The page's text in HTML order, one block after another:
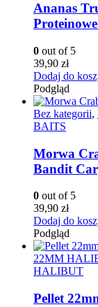
Ananas
0 out of 5
39,90 zł
Dodaj do
Podgląd
Bez kategorii,
BAITS
Morwa
Bandit
0 out of 5
39,90 zł
Dodaj do
Podgląd
22MM
HALIBUT
Pellet